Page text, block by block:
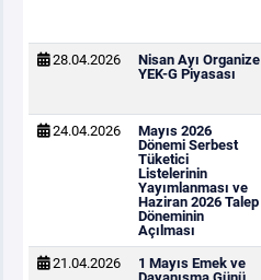
28.04.2026
Nisan Ayı Organize
YEK-G Piyasası
24.04.2026
Mayıs 2026
Dönemi Serbest
Tüketici
Listelerinin
Yayımlanması ve
Haziran 2026 Talep
Döneminin
Açılması
21.04.2026
1 Mayıs Emek ve